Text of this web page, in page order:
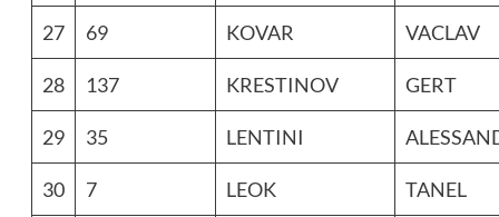
27 69 KOVAR VACLAV
28 137 KRESTINOV GERT
29 35 LENTINI
30 7 LEOK TANEL